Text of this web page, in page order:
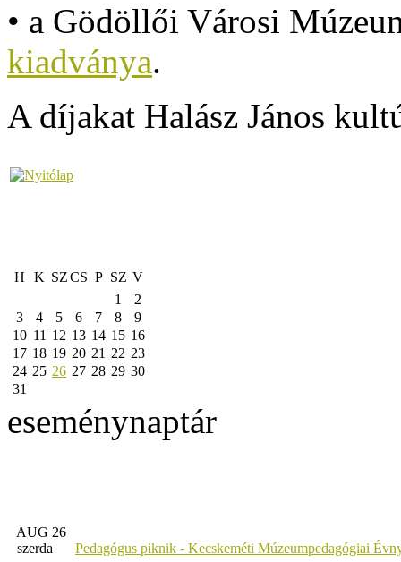
• a Gödöllői Városi
kiadványa.
A díjakat Halász János
H K SZCS P SZ V
1
2
3
4 5 6 7 8
9
10 11 12 13 14 15 16
17 18 19 20 21 22 23
24 25 26 27 28 29 30
31
eseménynaptár
AUG 26
szerda
Pedagógus piknik - Kecskeméti Múzeumpedagógiai